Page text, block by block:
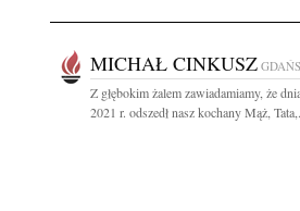
MICHAŁ CINKUSZ
Z głębokim żalem zawiadamiamy, że
2021 r. odszedł nasz kochany Mąż,